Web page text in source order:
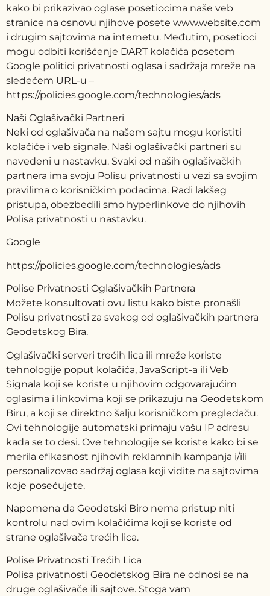
kako bi prikazivao oglase posetiocima naše veb
stranice na osnovu njihove posete www.website.com
i drugim sajtovima na internetu. Međutim, posetioci
mogu odbiti korišćenje DART kolačića posetom
Google politici privatnosti oglasa i sadržaja mreže na
sledećem URL-u –
https://policies.google.com/technologies/ads
Naši Oglašivački Partneri
Neki od oglašivača na našem sajtu mogu koristiti
kolačiće i veb signale. Naši oglašivački partneri su
navedeni u nastavku. Svaki od naših oglašivačkih
partnera ima svoju Polisu privatnosti u vezi sa svojim
pravilima o korisničkim podacima. Radi lakšeg
pristupa, obezbedili smo hyperlinkove do njihovih
Polisa privatnosti u nastavku.
Google
https://policies.google.com/technologies/ads
Polise Privatnosti Oglašivačkih Partnera
Možete konsultovati ovu listu kako biste pronašli
Polisu privatnosti za svakog od oglašivačkih partnera
Geodetskog Bira.
Oglašivački serveri trećih lica ili mreže koriste
tehnologije poput kolačića, JavaScript-a ili Veb
Signala koji se koriste u njihovim odgovarajućim
oglasima i linkovima koji se prikazuju na Geodetskom
Biru, a koji se direktno šalju korisničkom pregledaču.
Ovi tehnologije automatski primaju vašu IP adresu
kada se to desi. Ove tehnologije se koriste kako bi se
merila efikasnost njihovih reklamnih kampanja i/ili
personalizovao sadržaj oglasa koji vidite na sajtovima
koje posećujete.
Napomena da Geodetski Biro nema pristup niti
kontrolu nad ovim kolačićima koji se koriste od
strane oglašivača trećih lica.
Polise Privatnosti Trećih Lica
Polisa privatnosti Geodetskog Bira ne odnosi se na
druge oglašivače ili sajtove. Stoga vam